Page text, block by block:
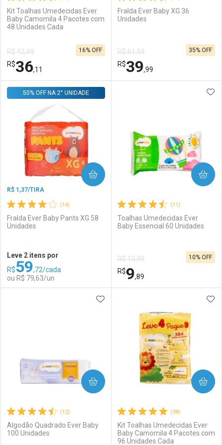
Comprar sem Desconto
Por R$ 8,06/cada
Comprar sem Desconto
Por R$ 8,06/cada
Comprar sem Desconto
Por R$ 14,39/cada
Comprar sem Desconto
Por R$ 14,39/cada
Kit Toalhas Umedecidas Ever
Baby Camomila 4 Pacotes com
48 Unidades Cada
R$ 42,99
R$36,11
16% OFF
Laboratório
Comprar sem Desconto
Por R$ 36,11/cada
Por Menos
Comprar sem Desconto
Por R$ 36,11/cada
Fralda Ever Baby XG 36
Unidades
R$ 61,59
R$39,99
35% OFF
Comprar sem Desconto
Por R$ 39,99/cada
Comprar sem Desconto
Por R$ 39,99/cada
(14)
R$ 1,37/TIRA
Fralda Ever Baby Pants XG 58
Unidades
50% OFF NA 2° UNIDADE
Leve 2 itens por
R$59,72/cada
ou R$ 79,63/un
COMPRAR
(11)
Toalhas Umedecidas Ever
Baby Essencial 60 Unidades
R$ 10,99
R$9,89
10% OFF
COMPRAR
Laboratório
Por Menos
(12)
Algodão Quadrado Ever Baby
100 Unidades
ADICIONAR AOS FAVORITOS
COMPRAR
(38)
Kit Toalhas Umedecidas Ever
Baby Camomila 4 Pacotes com
96 Unidades Cada
COMPRAR